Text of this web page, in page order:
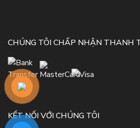
CHÚNG TÔI CHẤP NHẬN THANH
KẾT NỐI VỚI CHÚNG TÔI